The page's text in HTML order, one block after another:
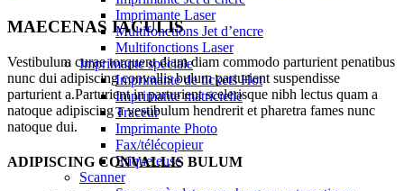
Imprimante Laser
Multifonctions Jet d’encre
Multifonctions Laser
Imprimante spéciale
Imprimante de ticketsHot
Imprimante matricielle
Traceur
Imprimante Photo
Fax/télécopieur
Etiqueteuse
Scanner
MAECENAS IACULIS
Vestibulum curae torquent diam diam commodo parturient penatibus
nunc dui adipiscing convallis bulum parturient suspendisse
parturient a.Parturient in parturient scelerisque nibh lectus quam a
natoque adipiscing a vestibulum hendrerit et pharetra fames nunc
natoque dui.
ADIPISCING CONVALLIS BULUM